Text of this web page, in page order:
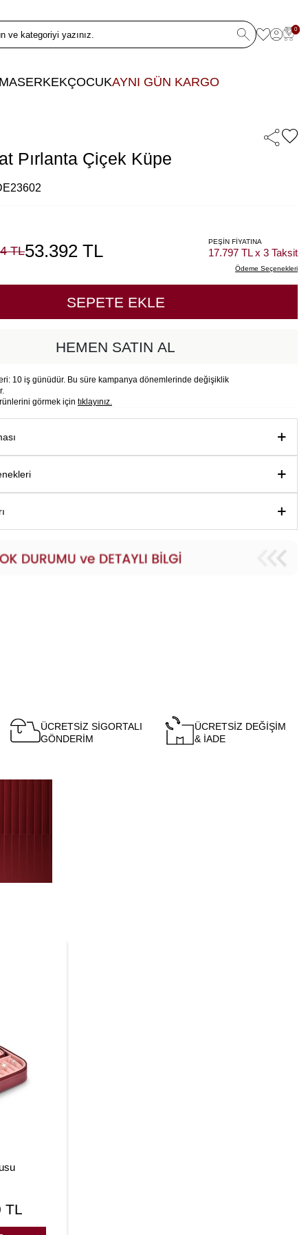
0
ERKEKÇOCUKAYNI GÜN KARGO
Pırlanta Çiçek Küpe
TL53.392 TL PEŞİN FİYATINA
17.797 TL x 3 Taksit
Ödeme Seçenekleri
SEPETE EKLE
HEMEN SATIN AL
10 iş günüdür. Bu süre kampanya dönemlerinde değişiklik
görmek için tıklayınız.
ÜCRETSİZ SİGORTALI
GÖNDERİM
ÜCRETSİZ DEĞİŞİM
& İADE
TL